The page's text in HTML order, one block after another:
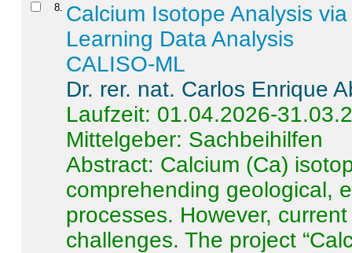
8 Calcium Isotope Analysis
Learning Data Analysis
CALISO-ML
Dr. rer. nat. Carlos Enrique
Laufzeit: 01.04.2026-
Mittelgeber: Sachbeihilfen
Abstract: Calcium (Ca)
comprehending geological,
processes. However,
challenges. The project